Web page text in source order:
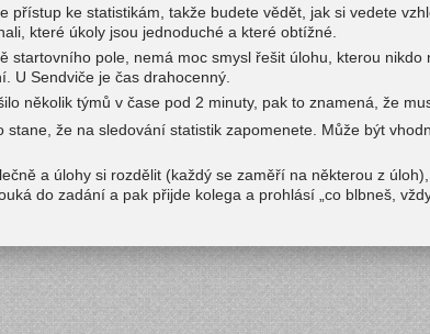
přístup ke statistikám, takže budete vědět, jak si vedete
které úkoly jsou jednoduché a které obtížné.
startovního pole, nemá moc smysl řešit úlohu, kterou
U Sendviče je čas drahocenný.
několik týmů v čase pod 2 minuty, pak to znamená, že
stane, že na sledování statistik zapomenete. Může být
a úlohy si rozdělit (každý se zaměří na některou z
do zadání a pak přijde kolega a prohlásí „co blbneš,